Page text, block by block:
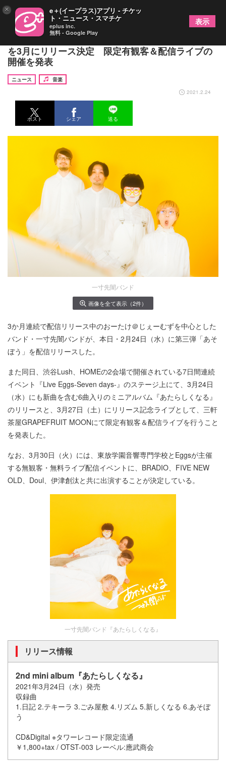
一寸先闇バンド、ミニアルバム『あたらしくなる』
を3月にリリース決定 限定有観客＆配信ライブの
開催を発表
ニュース
音楽
2021.2.24
ポスト シェア 送る
一寸先闇バンド
画像を全て表示（2件）
3か月連続で配信リリース中のおーたけ＠じぇーむずを中心とした
バンド・一寸先闇バンドが、本日・2月24日（水）に第三弾「あそ
ぼう」を配信リリースした。
また同日、渋谷Lush、HOMEの2会場で開催されている7日間連続
イベント『Live Eggs-Seven days-』のステージ上にて、3月24日
（水）にも新曲を含む6曲入りのミニアルバム『あたらしくなる』
のリリースと、3月27日（土）にリリース記念ライブとして、三軒
茶屋GRAPEFRUIT MOONにて限定有観客＆配信ライブを行うこと
を発表した。
なお、3月30日（火）には、東放学園音響専門学校とEggsが主催
する無観客・無料ライブ配信イベントに、BRADIO、FIVE NEW
OLD、Doul、伊津創汰と共に出演することが決定している。
一寸先闇バンド『あたらしくなる』
リリース情報
2nd mini album『あたらしくなる』
2021年3月24日（水）発売
収録曲
1.日記 2.テキーラ 3.ごみ屋敷 4.リズム 5.新しくなる 6.あそぼ
う
CD&Digital ※タワーレコード限定流通
￥1,800+tax / OTST-003 レーベル:應武商会
× e＋(イープラス)アプリ - チケッ
ト・ニュース・スマチケ
eplus inc.
無料 - Google Play
表示